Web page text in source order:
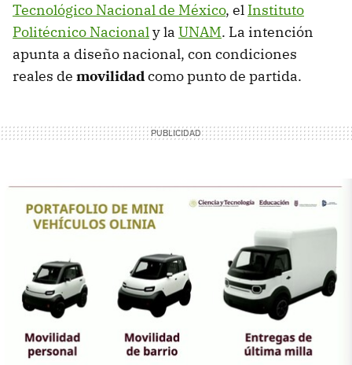
Tecnológico Nacional de México, el Instituto
Politécnico Nacionaly la UNAM. La intención
apunta a diseño nacional, con condiciones
reales de movilidadcomo punto de partida.